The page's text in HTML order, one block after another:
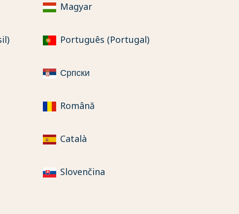
Magyar
Português (Portugal)
Српски
Română
Català
Slovenčina